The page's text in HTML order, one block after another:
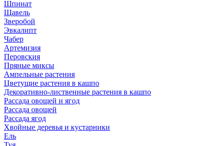
Шпинат
Щавель
Зверобой
Эвкалипт
Чабер
Артемизия
Перовския
Пряные миксы
Ампельные растения
Цветущие растения в кашпо
Декоративно-лиственные растения в кашпо
Рассада овощей и ягод
Рассада овощей
Рассада ягод
Хвойные деревья и кустарники
Ель